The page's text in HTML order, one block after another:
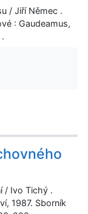
/ Jiří Němec .
: Gaudeamus,
/ Ivo Tichý .
1987. Sborník